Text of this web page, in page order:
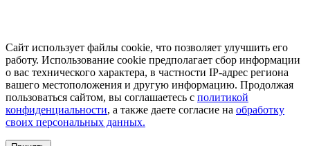
Сайт использует файлы cookie, что позволяет улучшить его
работу. Использование cookie предполагает сбор информации
о вас технического характера, в частности IP-адрес региона
вашего местоположения и другую информацию. Продолжая
пользоваться сайтом, вы соглашаетесь с политикой
конфиденциальности, а также даете согласие на обработку
своих персональных данных.